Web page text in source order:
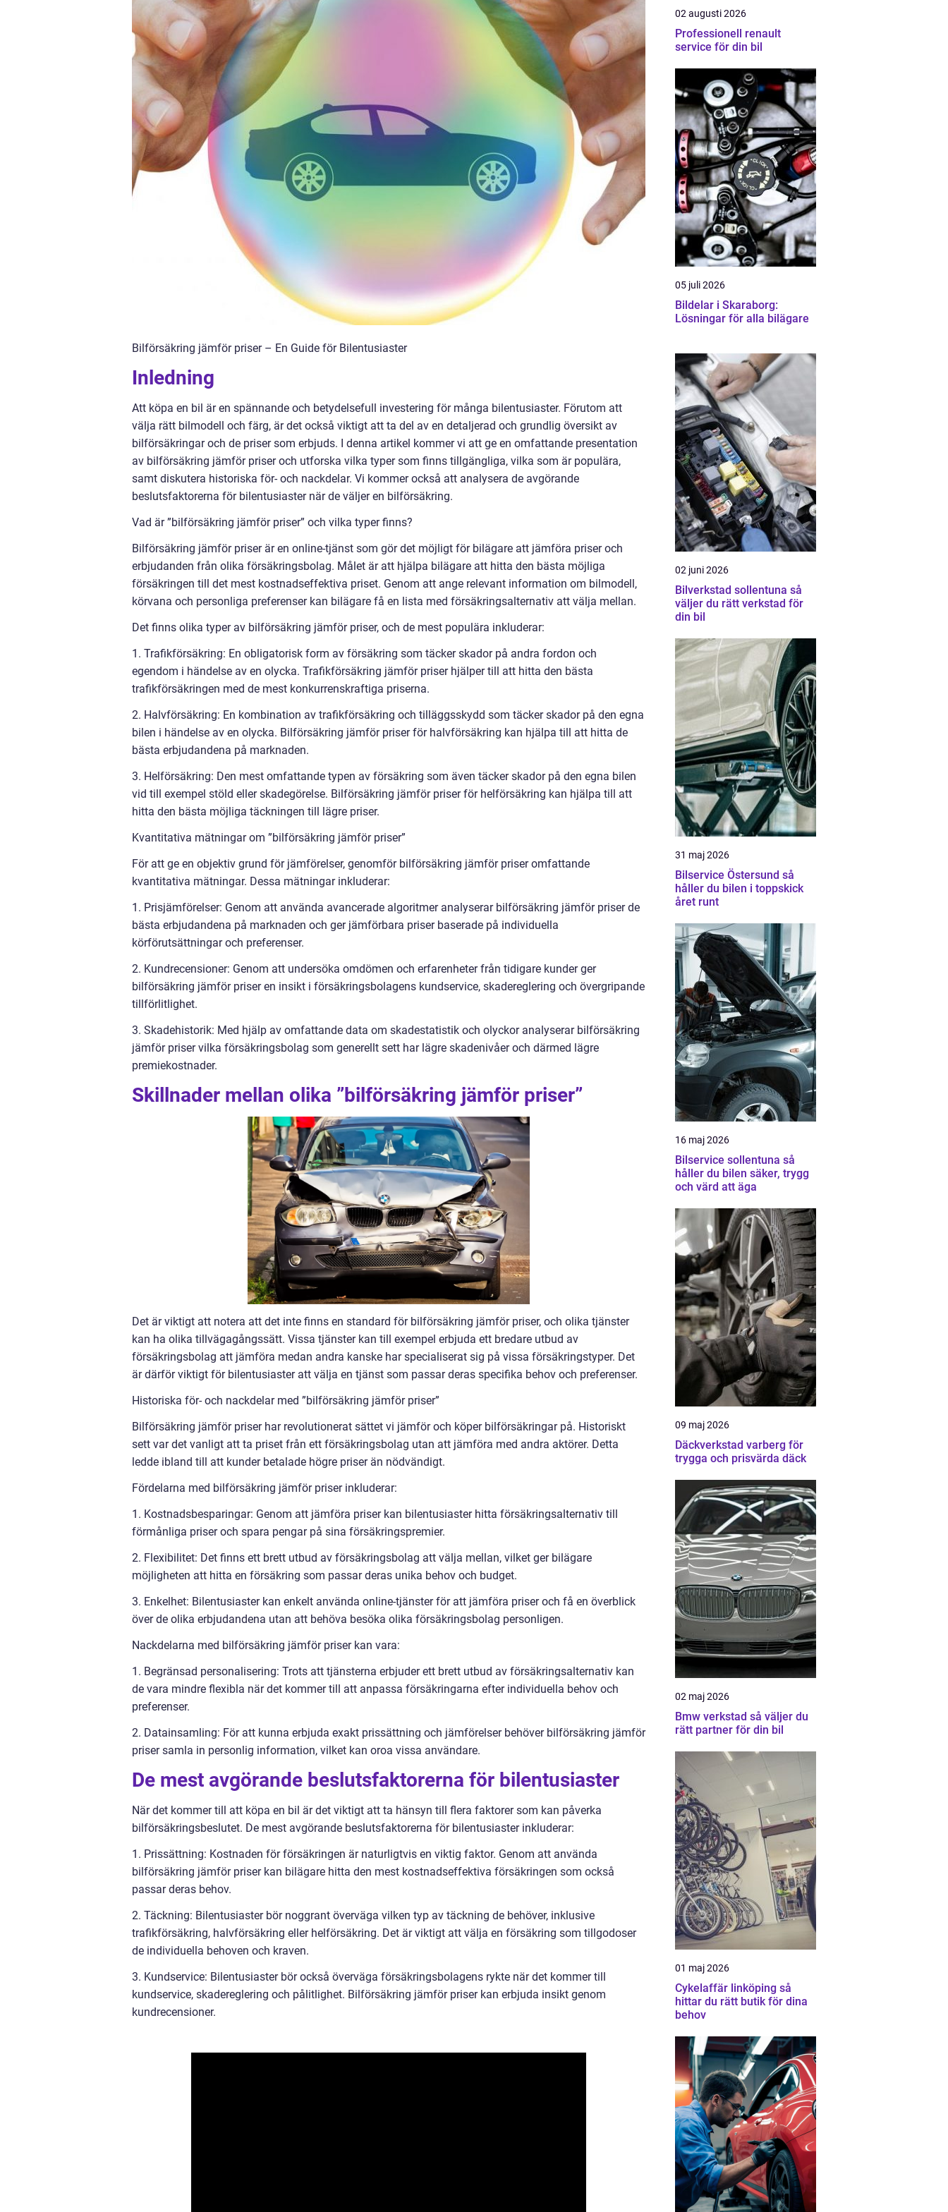
Bilförsäkring jämför priser – En Guide för Bilentusiaster
Inledning
Att köpa en bil är en spännande och betydelsefull investering för många bilentusiaster. Förutom att
välja rätt bilmodell och färg, är det också viktigt att ta del av en detaljerad och grundlig översikt av
bilförsäkringar och de priser som erbjuds. I denna artikel kommer vi att ge en omfattande presentation
av bilförsäkring jämför priser och utforska vilka typer som finns tillgängliga, vilka som är populära,
samt diskutera historiska för- och nackdelar. Vi kommer också att analysera de avgörande
beslutsfaktorerna för bilentusiaster när de väljer en bilförsäkring.
Vad är ”bilförsäkring jämför priser” och vilka typer finns?
Bilförsäkring jämför priser är en online-tjänst som gör det möjligt för bilägare att jämföra priser och
erbjudanden från olika försäkringsbolag. Målet är att hjälpa bilägare att hitta den bästa möjliga
försäkringen till det mest kostnadseffektiva priset. Genom att ange relevant information om bilmodell,
körvana och personliga preferenser kan bilägare få en lista med försäkringsalternativ att välja mellan.
Det finns olika typer av bilförsäkring jämför priser, och de mest populära inkluderar:
1. Trafikförsäkring: En obligatorisk form av försäkring som täcker skador på andra fordon och
egendom i händelse av en olycka. Trafikförsäkring jämför priser hjälper till att hitta den bästa
trafikförsäkringen med de mest konkurrenskraftiga priserna.
2. Halvförsäkring: En kombination av trafikförsäkring och tilläggsskydd som täcker skador på den egna
bilen i händelse av en olycka. Bilförsäkring jämför priser för halvförsäkring kan hjälpa till att hitta de
bästa erbjudandena på marknaden.
3. Helförsäkring: Den mest omfattande typen av försäkring som även täcker skador på den egna bilen
vid till exempel stöld eller skadegörelse. Bilförsäkring jämför priser för helförsäkring kan hjälpa till att
hitta den bästa möjliga täckningen till lägre priser.
Kvantitativa mätningar om ”bilförsäkring jämför priser”
För att ge en objektiv grund för jämförelser, genomför bilförsäkring jämför priser omfattande
kvantitativa mätningar. Dessa mätningar inkluderar:
1. Prisjämförelser: Genom att använda avancerade algoritmer analyserar bilförsäkring jämför priser de
bästa erbjudandena på marknaden och ger jämförbara priser baserade på individuella
körförutsättningar och preferenser.
2. Kundrecensioner: Genom att undersöka omdömen och erfarenheter från tidigare kunder ger
bilförsäkring jämför priser en insikt i försäkringsbolagens kundservice, skadereglering och övergripande
tillförlitlighet.
3. Skadehistorik: Med hjälp av omfattande data om skadestatistik och olyckor analyserar bilförsäkring
jämför priser vilka försäkringsbolag som generellt sett har lägre skadenivåer och därmed lägre
premiekostnader.
Skillnader mellan olika ”bilförsäkring jämför priser”
Det är viktigt att notera att det inte finns en standard för bilförsäkring jämför priser, och olika tjänster
kan ha olika tillvägagångssätt. Vissa tjänster kan till exempel erbjuda ett bredare utbud av
försäkringsbolag att jämföra medan andra kanske har specialiserat sig på vissa försäkringstyper. Det
är därför viktigt för bilentusiaster att välja en tjänst som passar deras specifika behov och preferenser.
Historiska för- och nackdelar med ”bilförsäkring jämför priser”
Bilförsäkring jämför priser har revolutionerat sättet vi jämför och köper bilförsäkringar på. Historiskt
sett var det vanligt att ta priset från ett försäkringsbolag utan att jämföra med andra aktörer. Detta
ledde ibland till att kunder betalade högre priser än nödvändigt.
Fördelarna med bilförsäkring jämför priser inkluderar:
1. Kostnadsbesparingar: Genom att jämföra priser kan bilentusiaster hitta försäkringsalternativ till
förmånliga priser och spara pengar på sina försäkringspremier.
2. Flexibilitet: Det finns ett brett utbud av försäkringsbolag att välja mellan, vilket ger bilägare
möjligheten att hitta en försäkring som passar deras unika behov och budget.
3. Enkelhet: Bilentusiaster kan enkelt använda online-tjänster för att jämföra priser och få en överblick
över de olika erbjudandena utan att behöva besöka olika försäkringsbolag personligen.
Nackdelarna med bilförsäkring jämför priser kan vara:
1. Begränsad personalisering: Trots att tjänsterna erbjuder ett brett utbud av försäkringsalternativ kan
de vara mindre flexibla när det kommer till att anpassa försäkringarna efter individuella behov och
preferenser.
2. Datainsamling: För att kunna erbjuda exakt prissättning och jämförelser behöver bilförsäkring jämför
priser samla in personlig information, vilket kan oroa vissa användare.
De mest avgörande beslutsfaktorerna för bilentusiaster
När det kommer till att köpa en bil är det viktigt att ta hänsyn till flera faktorer som kan påverka
bilförsäkringsbeslutet. De mest avgörande beslutsfaktorerna för bilentusiaster inkluderar:
1. Prissättning: Kostnaden för försäkringen är naturligtvis en viktig faktor. Genom att använda
bilförsäkring jämför priser kan bilägare hitta den mest kostnadseffektiva försäkringen som också
passar deras behov.
2. Täckning: Bilentusiaster bör noggrant överväga vilken typ av täckning de behöver, inklusive
trafikförsäkring, halvförsäkring eller helförsäkring. Det är viktigt att välja en försäkring som tillgodoser
de individuella behoven och kraven.
3. Kundservice: Bilentusiaster bör också överväga försäkringsbolagens rykte när det kommer till
kundservice, skadereglering och pålitlighet. Bilförsäkring jämför priser kan erbjuda insikt genom
kundrecensioner.
02 augusti 2026
Professionell renault
service för din bil
05 juli 2026
Bildelar i Skaraborg:
Lösningar för alla bilägare
02 juni 2026
Bilverkstad sollentuna så
väljer du rätt verkstad för
din bil
31 maj 2026
Bilservice Östersund så
håller du bilen i toppskick
året runt
16 maj 2026
Bilservice sollentuna så
håller du bilen säker, trygg
och värd att äga
09 maj 2026
Däckverkstad varberg för
trygga och prisvärda däck
02 maj 2026
Bmw verkstad så väljer du
rätt partner för din bil
01 maj 2026
Cykelaffär linköping så
hittar du rätt butik för dina
behov